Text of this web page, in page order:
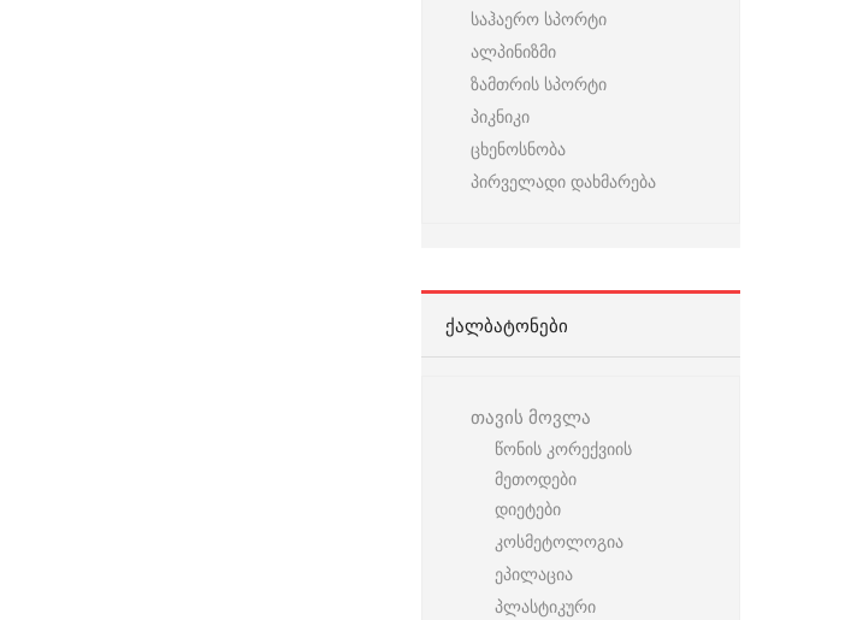
საჰაერო სპორტი
ალპინიზმი
ზამთრის სპორტი
პიკნიკი
ცხენოსნობა
პირველადი დახმარება
ᲥᲐᲚᲑᲐᲢᲝᲜᲔᲑᲘ
თავის მოვლა
წონის კორექვიის
მეთოდები
დიეტები
კოსმეტოლოგია
ეპილაცია
პლასტიკური